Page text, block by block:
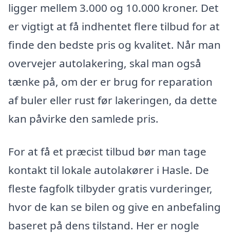
ligger mellem 3.000 og 10.000 kroner. Det
er vigtigt at få indhentet flere tilbud for at
finde den bedste pris og kvalitet. Når man
overvejer autolakering, skal man også
tænke på, om der er brug for reparation
af buler eller rust før lakeringen, da dette
kan påvirke den samlede pris.
For at få et præcist tilbud bør man tage
kontakt til lokale autolakører i Hasle. De
fleste fagfolk tilbyder gratis vurderinger,
hvor de kan se bilen og give en anbefaling
baseret på dens tilstand. Her er nogle